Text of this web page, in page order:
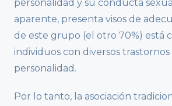
personalidad y su conducta
aparente, presenta visos de
de este grupo (el otro 70%) está
individuos con diversos trastornos
personalidad.
Por lo tanto, la asociación